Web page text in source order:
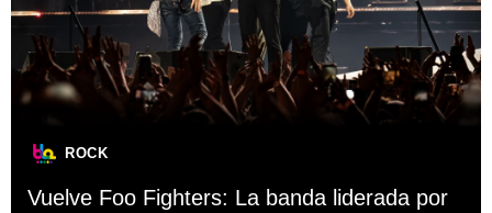
ROCK
Vuelve Foo Fighters: La banda liderada por